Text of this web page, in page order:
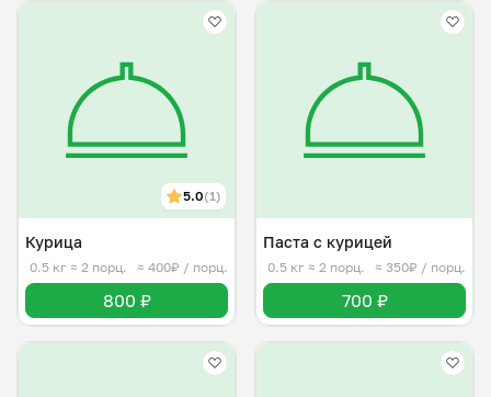
5.0(1)
Курица
0.5 кг ≈ 2 порц. ≈ 400₽ / порц.
800 ₽
Паста с курицей
0.5 кг ≈ 2 порц. ≈ 350₽ / порц.
700 ₽